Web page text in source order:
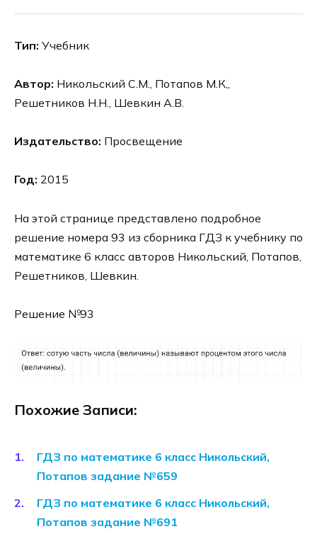
Тип: Учебник
Автор: Никольский С.М., Потапов М.К,,
Решетников Н.Н., Шевкин А.В.
Издательство: Просвещение
Год: 2015
На этой странице представлено подробное
решение номера 93 из сборника ГДЗ к учебнику по
математике 6 класс авторов Никольский, Потапов,
Решетников, Шевкин.
Решение №93
Похожие Записи:
ГДЗ по математике 6 класс Никольский,
Потапов задание №659
ГДЗ по математике 6 класс Никольский,
Потапов задание №691